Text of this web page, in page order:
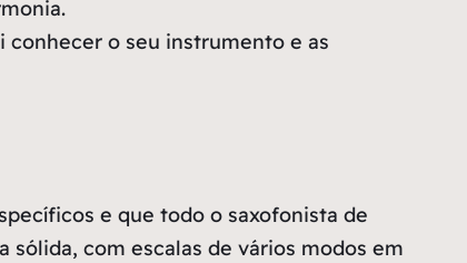
conhecer o seu instrumento e as
e que todo o saxofonista de
com escalas de vários modos em